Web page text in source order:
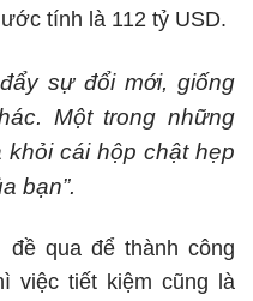
tính là 112 tỷ USD.
sự đổi mới, giống
Một trong những
cái hộp chật hẹp
bạn”.
đề qua để thành công
việc tiết kiệm cũng là